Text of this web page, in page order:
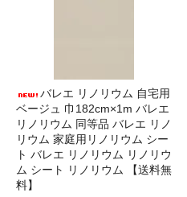
バレエ リノリウム 自宅用
ベージュ 巾182cm×1m バレエ
リノリウム 同等品 バレエ リノ
リウム 家庭用リノリウム シー
ト バレエ リノリウム リノリウ
ム シート リノリウム 【送料無
料】